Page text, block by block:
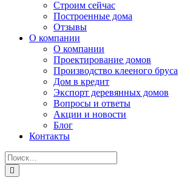
Строим сейчас
Построенные дома
Отзывы
О компании
О компании
Проектирование домов
Производство клееного бруса
Дом в кредит
Экспорт деревянных домов
Вопросы и ответы
Акции и новости
Блог
Контакты